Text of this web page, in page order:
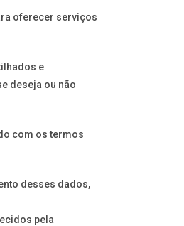
oferecer serviços
e
deseja ou não
com os termos
desses dados,
pela